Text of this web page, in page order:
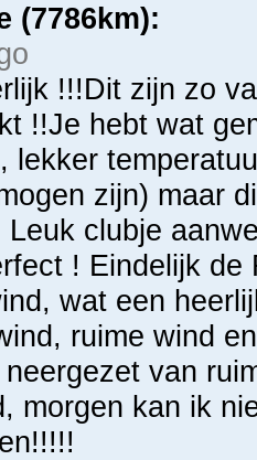
(7786km):
!!!Dit zijn zo
!!Je hebt wat
lekker
zijn) maar
Leuk clubje
! Eindelijk
wat een
ruime wind
van
morgen kan ik